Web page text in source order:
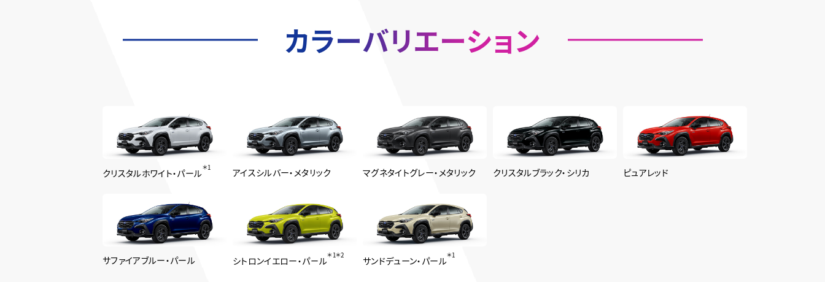
カラーバリエーション
クリスタルホワイト・パール＊1 アイスシルバー・メタリック マグネタイトグレー・メタリック クリスタルブラック・シリカ ピュアレッド
サファイアブルー・パール シトロンイエロー・パール＊1＊2 サンドデューン・パール＊1